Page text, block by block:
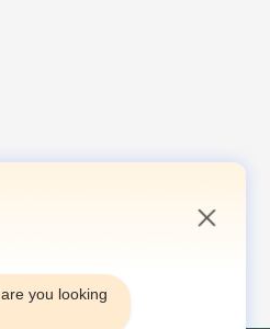
you looking